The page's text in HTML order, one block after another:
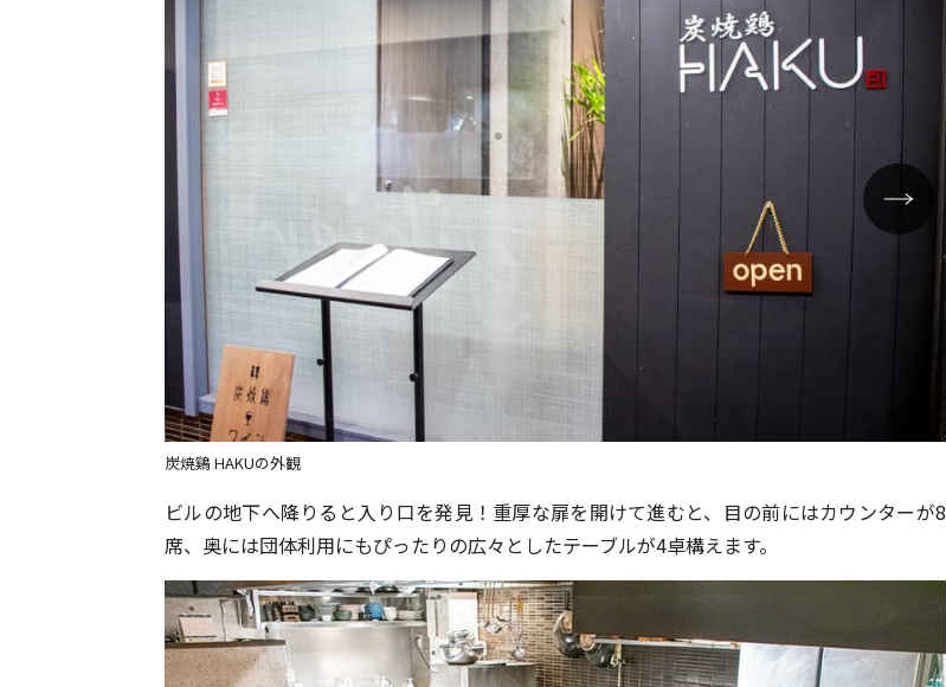
炭焼鷄 HAKUの外観
ビルの地下へ降りると入り口を発見！重厚な扉を開けて進むと、目の前にはカウンターが8
席、奥には団体利用にもぴったりの広々としたテーブルが4卓構えます。